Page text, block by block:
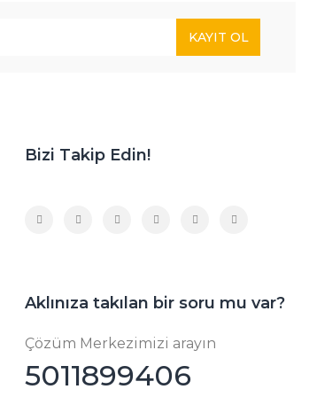
KAYIT OL
Bizi Takip Edin!
Aklınıza takılan bir soru mu var?
Çözüm Merkezimizi arayın
5011899406